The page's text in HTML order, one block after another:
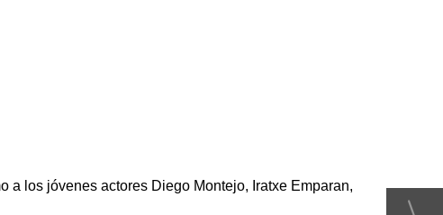
a los jóvenes actores Diego Montejo, Iratxe Emparan,